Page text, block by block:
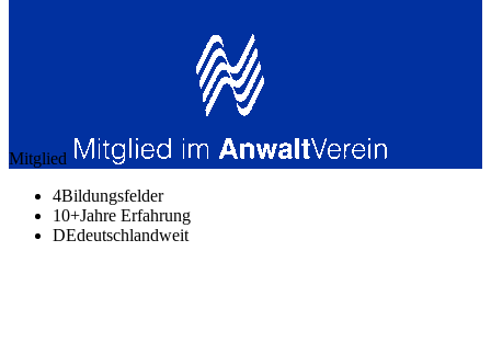
Mitglied
4Bildungsfelder
10+Jahre Erfahrung
DEdeutschlandweit